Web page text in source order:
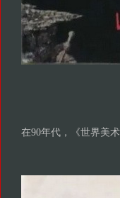
在90年代，《世界美